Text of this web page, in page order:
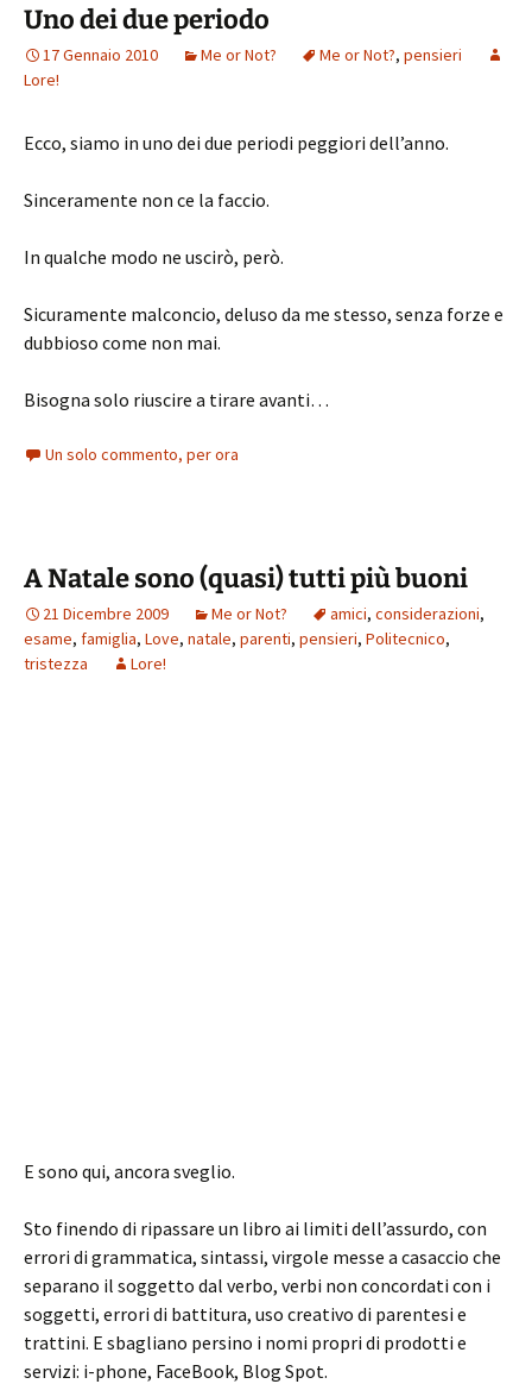
Uno dei due periodo
17 Gennaio 2010 Me or Not? Me or Not?, pensieri
Lore!
Ecco, siamo in uno dei due periodi peggiori dell’anno.
Sinceramente non ce la faccio.
In qualche modo ne uscirò, però.
Sicuramente malconcio, deluso da me stesso, senza forze e
dubbioso come non mai.
Bisogna solo riuscire a tirare avanti…
Un solo commento, per ora
A Natale sono (quasi) tutti più buoni
21 Dicembre 2009 Me or Not? amici, considerazioni,
esame, famiglia, Love, natale, parenti, pensieri, Politecnico,
tristezza
Lore!
E sono qui, ancora sveglio.
Sto finendo di ripassare un libro ai limiti dell’assurdo, con
errori di grammatica, sintassi, virgole messe a casaccio che
separano il soggetto dal verbo, verbi non concordati con i
soggetti, errori di battitura, uso creativo di parentesi e
trattini. E sbagliano persino i nomi propri di prodotti e
servizi: i-phone, FaceBook, Blog Spot.